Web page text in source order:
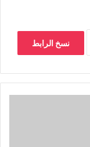
نسخ الرابط